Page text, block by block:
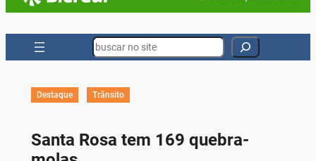
Search
Destaque Trânsito
Santa Rosa tem 169 quebra-